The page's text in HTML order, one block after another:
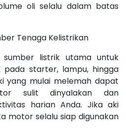
oli selalu dalam batas
Tenaga Kelistrikan
sumber listrik utama untuk
pada starter, lampu, hingga
yang mulai melemah dapat
sulit dinyalakan dan
harian Anda. Jika aki
motor selalu siap digunakan